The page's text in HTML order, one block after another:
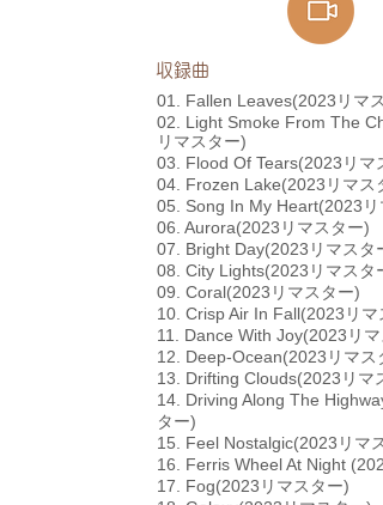
​収録曲
01. Fallen Leaves(2023リマス
02. Light Smoke From The
リマスター)
03. Flood Of Tears(2023リマ
04. Frozen Lake(2023リマス
05. Song In My Heart(2023リ
06. Aurora(2023リマスター)
07. Bright Day(2023リマスタ
08. City Lights(2023リマスタ
09. Coral(2023リマスター)
10. Crisp Air In Fall(2023リマ
11. Dance With Joy(2023リマ
12. Deep-Ocean(2023リマス
13. Drifting Clouds(2023リマ
14. Driving Along The
ター)
15. Feel Nostalgic(2023リマ
16. Ferris Wheel At Night
17. Fog(2023リマスター)